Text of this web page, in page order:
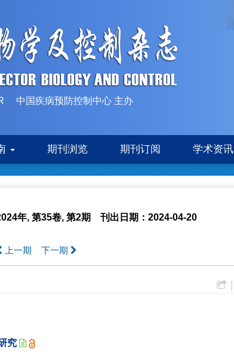
中国疾病预防控制中心 主办
期刊浏览 期刊订阅 学术资讯
年, 第35卷, 第2期 刊出日期：2024-04-20
上一期 下一期
究